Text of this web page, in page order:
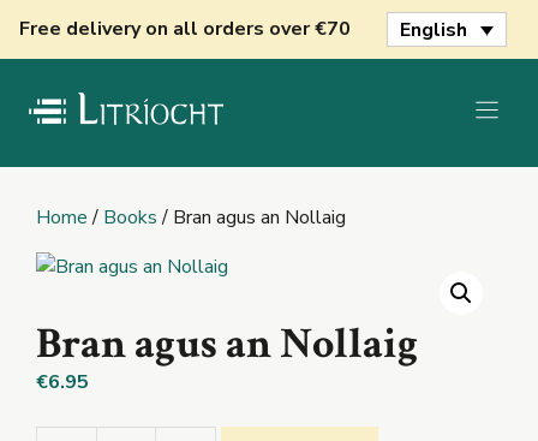
Free delivery on all orders over €70 English
Home/ Books/ Bran agus an Nollaig
Bran agus an Nollaig
€6.95